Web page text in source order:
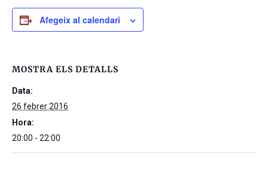
Afegeix al calendari
MOSTRA ELS DETALLS
Data:
26 febrer 2016
Hora:
20:00 - 22:00